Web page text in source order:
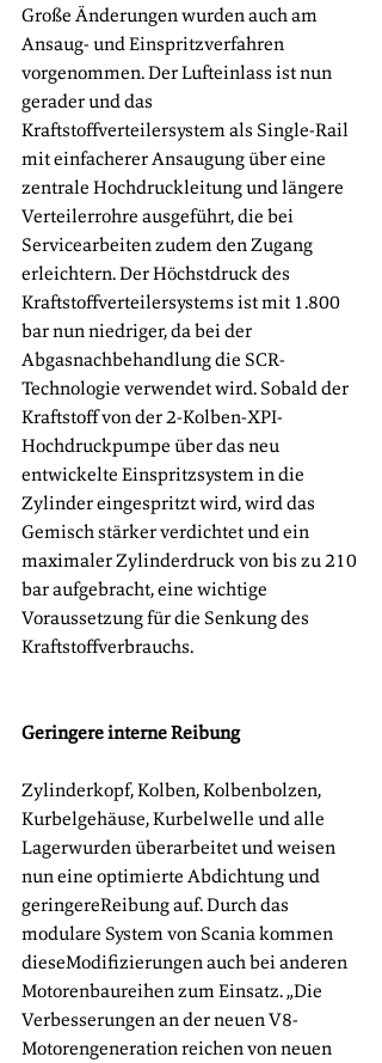
Große Änderungen wurden auch am
Ansaug- und Einspritzverfahren
vorgenommen. Der Lufteinlass ist nun
gerader und das
Kraftstoffverteilersystem als Single-Rail
mit einfacherer Ansaugung über eine
zentrale Hochdruckleitung und längere
Verteilerrohre ausgeführt, die bei
Servicearbeiten zudem den Zugang
erleichtern. Der Höchstdruck des
Kraftstoffverteilersystems ist mit 1.800
bar nun niedriger, da bei der
Abgasnachbehandlung die SCR-
Technologie verwendet wird. Sobald der
Kraftstoff von der 2-Kolben-XPI-
Hochdruckpumpe über das neu
entwickelte Einspritzsystem in die
Zylinder eingespritzt wird, wird das
Gemisch stärker verdichtet und ein
maximaler Zylinderdruck von bis zu 210
bar aufgebracht, eine wichtige
Voraussetzung für die Senkung des
Kraftstoffverbrauchs.
Geringere interne Reibung
Zylinderkopf, Kolben, Kolbenbolzen,
Kurbelgehäuse, Kurbelwelle und alle
Lagerwurden überarbeitet und weisen
nun eine optimierte Abdichtung und
geringereReibung auf. Durch das
modulare System von Scania kommen
dieseModifizierungen auch bei anderen
Motorenbaureihen zum Einsatz. „Die
Verbesserungen an der neuen V8-
Motorengeneration reichen von neuen